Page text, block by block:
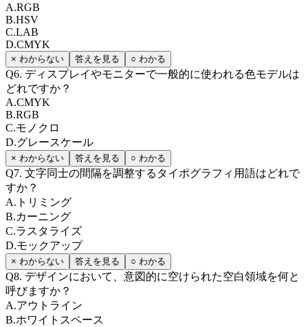
A.RGB
B.HSV
C.LAB
D.CMYK
× わからない 答えを見る ○ わかる
Q6. ディスプレイやモニターで一般的に使われる色モデルは
どれですか？
A.CMYK
B.RGB
C.モノクロ
D.グレースケール
× わからない 答えを見る ○ わかる
Q7. 文字同士の間隔を調整するタイポグラフィ用語はどれで
すか？
A. トリミング
B.カーニング
C.ラスタライズ
D.モックアップ
× わからない 答えを見る ○ わかる
Q8. デザインにおいて、意図的に空けられた空白領域を何と
呼びますか？
A.アウトライン
B.ホワイトスペース